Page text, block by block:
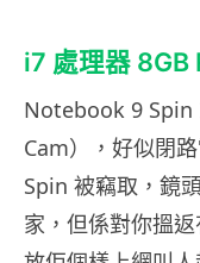
i7 處理器 8GB
Notebook 9 Spin
Cam），好似閉
Spin 被竊取，鏡
家，但係對你搵